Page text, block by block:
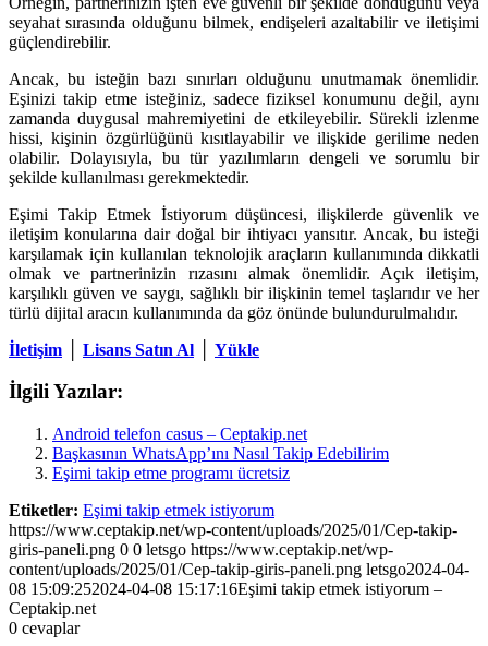
seyahat sırasında olduğunu bilmek, endişeleri azaltabilir ve iletişimi
güçlendirebilir.
Ancak, bu isteğin bazı sınırları olduğunu unutmamak önemlidir.
Eşinizi takip etme isteğiniz, sadece fiziksel konumunu değil, aynı
zamanda duygusal mahremiyetini de etkileyebilir. Sürekli izlenme
hissi, kişinin özgürlüğünü kısıtlayabilir ve ilişkide gerilime neden
olabilir. Dolayısıyla, bu tür yazılımların dengeli ve sorumlu bir
şekilde kullanılması gerekmektedir.
Eşimi Takip Etmek İstiyorum düşüncesi, ilişkilerde güvenlik ve
iletişim konularına dair doğal bir ihtiyacı yansıtır. Ancak, bu isteği
karşılamak için kullanılan teknolojik araçların kullanımında dikkatli
olmak ve partnerinizin rızasını almak önemlidir. Açık iletişim,
karşılıklı güven ve saygı, sağlıklı bir ilişkinin temel taşlarıdır ve her
türlü dijital aracın kullanımında da göz önünde bulundurulmalıdır.
İletişim
Lisans Satın Al Yükle
İlgili Yazılar:
Android telefon casus – Ceptakip.net
Başkasının WhatsApp’ını Nasıl Takip Edebilirim
Eşimi takip etme programı ücretsiz
Etiketler: Eşimi takip etmek istiyorum
https://www.ceptakip.net/wp-content/uploads/2025/01/Cep-takip-
giris-paneli.png 0 0 letsgo https://www.ceptakip.net/wp-
content/uploads/2025/01/Cep-takip-giris-paneli.png letsgo2024-04-
08 15:09:252024-04-08 15:17:16Eşimi takip etmek istiyorum –
Ceptakip.net
0 cevaplar